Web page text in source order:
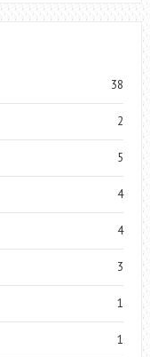
38
2
5
4
4
3
1
1